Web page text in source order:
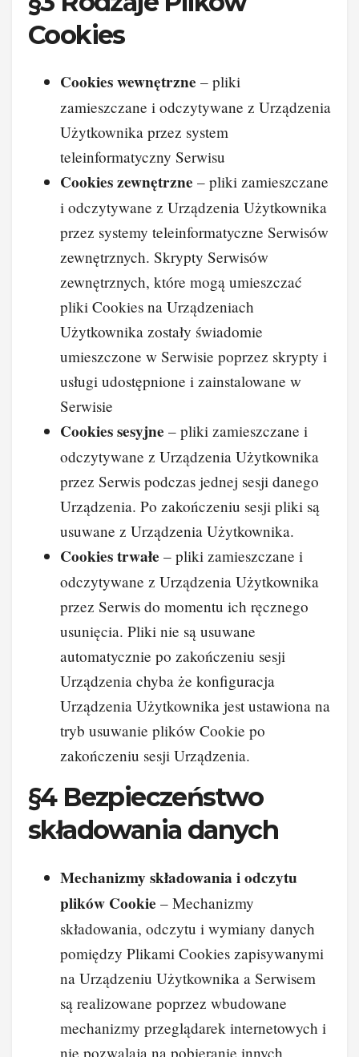
Cookies
Cookies wewnętrzne – pliki
zamieszczane i odczytywane z Urządzenia
Użytkownika przez system
teleinformatyczny Serwisu
Cookies zewnętrzne – pliki zamieszczane
i odczytywane z Urządzenia Użytkownika
przez systemy teleinformatyczne Serwisów
zewnętrznych. Skrypty Serwisów
zewnętrznych, które mogą umieszczać
pliki Cookies na Urządzeniach
Użytkownika zostały świadomie
umieszczone w Serwisie poprzez skrypty i
usługi udostępnione i zainstalowane w
Serwisie
Cookies sesyjne – pliki zamieszczane i
odczytywane z Urządzenia Użytkownika
przez Serwis podczas jednej sesji danego
Urządzenia. Po zakończeniu sesji pliki są
usuwane z Urządzenia Użytkownika.
Cookies trwałe – pliki zamieszczane i
odczytywane z Urządzenia Użytkownika
przez Serwis do momentu ich ręcznego
usunięcia. Pliki nie są usuwane
automatycznie po zakończeniu sesji
Urządzenia chyba że konfiguracja
Urządzenia Użytkownika jest ustawiona na
tryb usuwanie plików Cookie po
zakończeniu sesji Urządzenia.
§4 Bezpieczeństwo
składowania danych
Mechanizmy składowania i odczytu
plików Cookie – Mechanizmy
składowania, odczytu i wymiany danych
pomiędzy Plikami Cookies zapisywanymi
na Urządzeniu Użytkownika a Serwisem
są realizowane poprzez wbudowane
mechanizmy przeglądarek internetowych i
nie pozwalają na pobieranie innych